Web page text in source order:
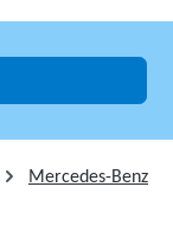
Mercedes-Benz